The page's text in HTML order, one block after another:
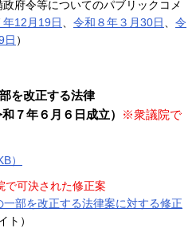
府令等についてのパブリックコメ
年12月19日 令和８年３月30日
令
日 ）
を改正する法律
７年６月６日成立）
※衆議院で
）
可決された修正案
部を改正する法律案に対する修正
ト）